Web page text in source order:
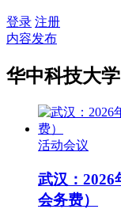
登录 注册
内容发布
华中科技大学
活动会议
武汉：2026
会务费）